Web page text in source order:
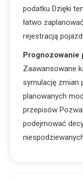
podatku Dzięki
łatwo
rejestracją
Prognozowanie
Zaawansowane
symulację zmian
planowanych
przepisów
podejmować